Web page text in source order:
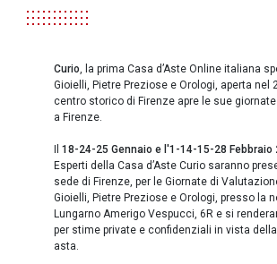
Curio, la prima Casa d’Aste Online italiana
Gioielli, Pietre Preziose e Orologi, aperta nel
centro storico di Firenze apre le sue
a Firenze.
Il 18-24-25 Gennaio e l'1-14-15-28 Febbraio
Esperti della Casa d’Aste Curio saranno
sede di Firenze, per le Giornate di
Gioielli, Pietre Preziose e Orologi, presso la
Lungarno Amerigo Vespucci, 6R e si
per stime private e confidenziali in vista
asta.